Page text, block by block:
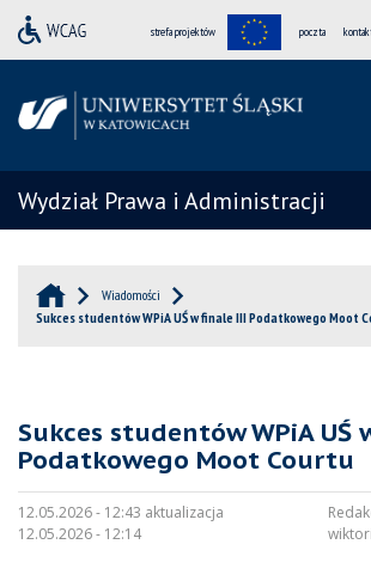
strefa projektów poczta
Wydział Prawa i Administracji
Wiadomości
Sukces studentów WPiA UŚ w finale III Podatkowego Moot
Sukces studentów WPiA UŚ
Podatkowego Moot Courtu
12.05.2026 - 12:43 aktualizacja
12.05.2026 - 12:14